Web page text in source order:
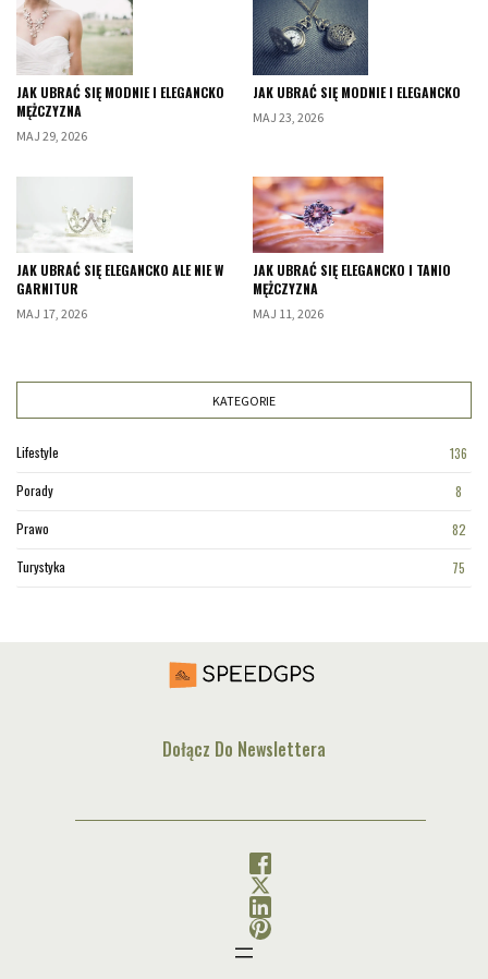
JAK UBRAĆ SIĘ MODNIE I ELEGANCKO
MĘŻCZYZNA
MAJ 29, 2026
JAK UBRAĆ SIĘ MODNIE I ELEGANCKO
MAJ 23, 2026
JAK UBRAĆ SIĘ ELEGANCKO ALE NIE W
GARNITUR
MAJ 17, 2026
JAK UBRAĆ SIĘ ELEGANCKO I TANIO
MĘŻCZYZNA
MAJ 11, 2026
KATEGORIE
Lifestyle
136
Porady
8
Prawo
82
Turystyka
75
Dołącz Do Newslettera